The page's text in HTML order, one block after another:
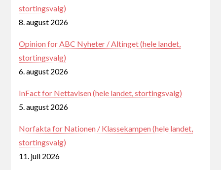
stortingsvalg)
8. august 2026
Opinion for ABC Nyheter / Altinget (hele landet,
stortingsvalg)
6. august 2026
InFact for Nettavisen (hele landet, stortingsvalg)
5. august 2026
Norfakta for Nationen / Klassekampen (hele landet,
stortingsvalg)
11. juli 2026